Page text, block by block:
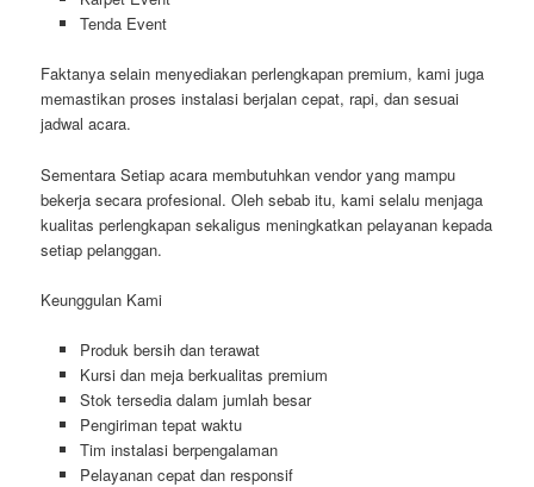
Tenda Event
Faktanya selain menyediakan perlengkapan premium, kami juga
memastikan proses instalasi berjalan cepat, rapi, dan sesuai
jadwal acara.
Sementara Setiap acara membutuhkan vendor yang mampu
bekerja secara profesional. Oleh sebab itu, kami selalu menjaga
kualitas perlengkapan sekaligus meningkatkan pelayanan kepada
setiap pelanggan.
Keunggulan Kami
Produk bersih dan terawat
Kursi dan meja berkualitas premium
Stok tersedia dalam jumlah besar
Pengiriman tepat waktu
Tim instalasi berpengalaman
Pelayanan cepat dan responsif